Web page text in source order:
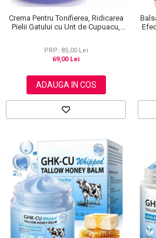
Crema Pentru Tonifierea, Ridicarea
Pielii Gatului cu Unt de Cupuacu,
PRP: 85,00 Lei
69,00 Lei
ADAUGA IN COS